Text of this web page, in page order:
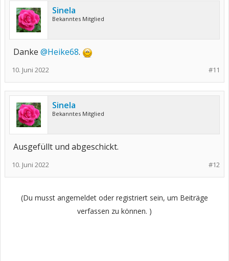
Sinela
Bekanntes Mitglied
Danke @Heike68.
#11
10. Juni 2022
Sinela
Bekanntes Mitglied
Ausgefüllt und abgeschickt.
#12
10. Juni 2022
(Du musst angemeldet oder registriert sein, um Beiträge
verfassen zu können. )